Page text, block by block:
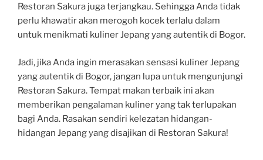
Restoran Sakura juga terjangkau. Sehingga Anda tidak
perlu khawatir akan merogoh kocek terlalu dalam
untuk menikmati kuliner Jepang yang autentik di Bogor.
Jadi, jika Anda ingin merasakan sensasi kuliner Jepang
yang autentik di Bogor, jangan lupa untuk mengunjungi
Restoran Sakura. Tempat makan terbaik ini akan
memberikan pengalaman kuliner yang tak terlupakan
bagi Anda. Rasakan sendiri kelezatan hidangan-
hidangan Jepang yang disajikan di Restoran Sakura!